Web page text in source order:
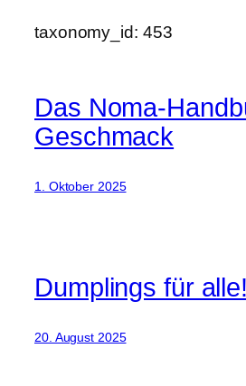
taxonomy_id: 453
Das Noma-
Geschmack
1. Oktober 2025
Dumplings für alle!
20. August 2025